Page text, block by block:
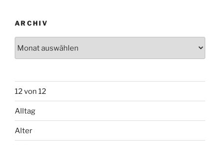
ARCHIV
12 von 12
Alltag
Alter